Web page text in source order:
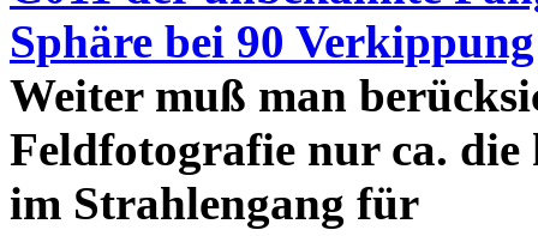
Sphäre bei 90 Verkippung
Weiter muß man
Feldfotografie nur ca. die
im Strahlengang für